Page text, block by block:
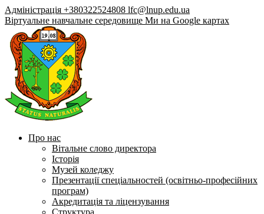
Адміністрація +380322524808 lfc@lnup.edu.ua
Віртуальне навчальне середовище Ми на Google картах
Про нас
Вітальне слово директора
Історія
Музей коледжу
Презентації спеціальностей (освітньо-професійних
програм)
Акредитація та ліцензування
Структура